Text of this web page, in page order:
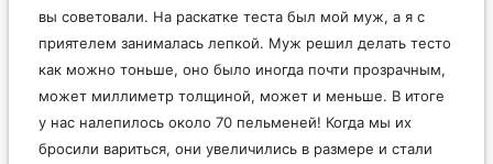
вы советовали. На раскатке теста был мой муж, а я с
приятелем занималась лепкой. Муж решил делать тесто
как можно тоньше, оно было иногда почти прозрачным,
может миллиметр толщиной, может и меньше. В итоге
у нас налепилось около 70 пельменей! Когда мы их
бросили вариться, они увеличились в размере и стали